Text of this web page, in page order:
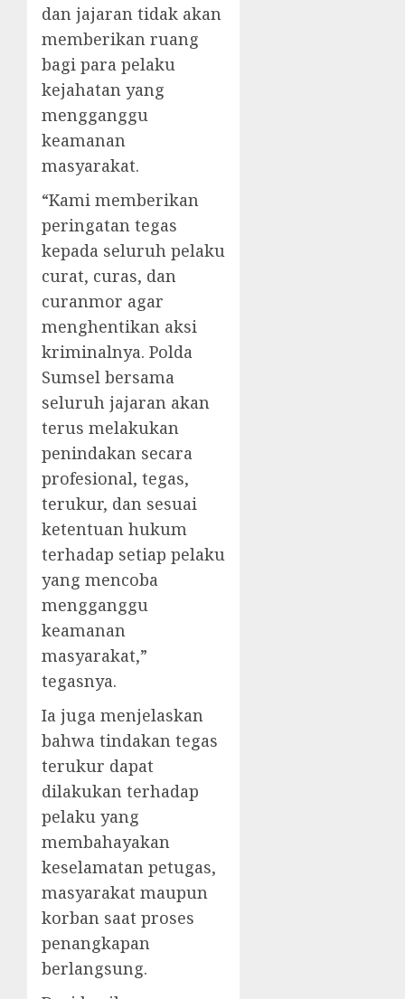
dan jajaran tidak akan
memberikan ruang
bagi para pelaku
kejahatan yang
mengganggu
keamanan
masyarakat.
“Kami memberikan
peringatan tegas
kepada seluruh pelaku
curat, curas, dan
curanmor agar
menghentikan aksi
kriminalnya. Polda
Sumsel bersama
seluruh jajaran akan
terus melakukan
penindakan secara
profesional, tegas,
terukur, dan sesuai
ketentuan hukum
terhadap setiap pelaku
yang mencoba
mengganggu
keamanan
masyarakat,”
tegasnya.
Ia juga menjelaskan
bahwa tindakan tegas
terukur dapat
dilakukan terhadap
pelaku yang
membahayakan
keselamatan petugas,
masyarakat maupun
korban saat proses
penangkapan
berlangsung.